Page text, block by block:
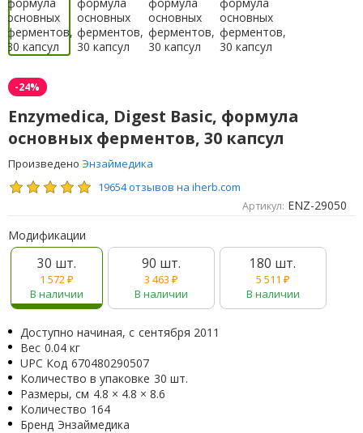
-24%
Enzymedica, Digest Basic, формула
основных ферментов, 30 капсул
Произведено Энзаймедика
19654 отзывов на iherb.com
Артикул: ENZ-29050
Модификации
30 шт.
1 572₽
В наличии
90 шт.
3 463 ₽
В наличии
180 шт.
5 511 ₽
В наличии
Доступно начиная, с сентября 2011
Вес 0.04 кг
UPC Код 670480290507
Количество в упаковке 30 шт.
Размеры, см 4.8 × 4.8 × 8.6
Количество 164
Бренд Энзаймедика